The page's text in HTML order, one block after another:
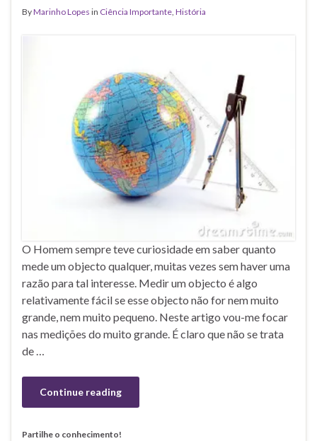
ByMarinho Lopes in Ciência Importante, História
O Homem sempre teve curiosidade em saber quanto
mede um objecto qualquer, muitas vezes sem haver uma
razão para tal interesse. Medir um objecto é algo
relativamente fácil se esse objecto não for nem muito
grande, nem muito pequeno. Neste artigo vou-me focar
nas medições do muito grande. É claro que não se trata
de …
Continue reading
Partilhe o conhecimento!